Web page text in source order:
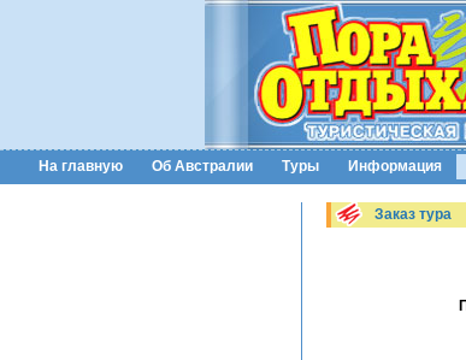
На главную Об Австралии Туры Информация
Заказ тура